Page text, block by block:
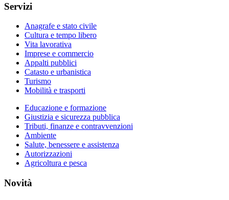
Servizi
Anagrafe e stato civile
Cultura e tempo libero
Vita lavorativa
Imprese e commercio
Appalti pubblici
Catasto e urbanistica
Turismo
Mobilità e trasporti
Educazione e formazione
Giustizia e sicurezza pubblica
Tributi, finanze e contravvenzioni
Ambiente
Salute, benessere e assistenza
Autorizzazioni
Agricoltura e pesca
Novità